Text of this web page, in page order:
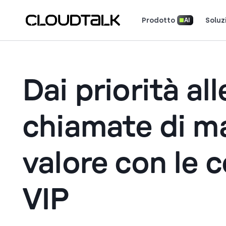
Prodotto AI
Dai priorità
chiamate di
valore con le
VIP